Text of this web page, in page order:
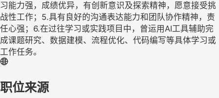
习能力强，成绩优异，有创新意识及探索精神，愿意接受挑
战性工作；5.具有良好的沟通表达能力和团队协作精神，责
任心强；6.在过往学习或实践项目中，曾运用AI工具辅助完
成课题研究、数据建模、流程优化、代码编写等具体学习或
工作任务。
职位来源